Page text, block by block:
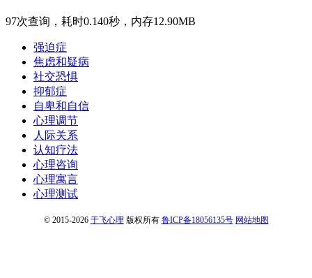
97次查询，耗时0.140秒，内存12.90MB
强迫症
焦虑和疑病
社交恐惧
抑郁症
自卑和自信
心理调节
人际关系
认知疗法
心理咨询
心理寓言
心理测试
© 2015-2026 于飞心理 版权所有 鲁ICP备18056135号 网站地图